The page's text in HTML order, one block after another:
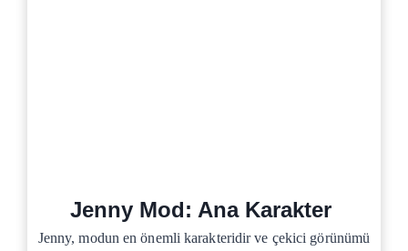
Jenny Mod: Ana Karakter
Jenny, modun en önemli karakteridir ve çekici görünümü